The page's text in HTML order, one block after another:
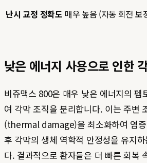
난시 교정 정확도 매우 높음 (자동 회전 보
낮은 에너지 사용으로 인한
비쥬맥스 800은 매우 낮은 에너지의 펨
여 각막 조직을 분리합니다. 이는 주변
(thermal damage)을 최소화하여 염
후 각막의 생체 역학적 안정성을 유지
다. 결과적으로 환자들은 더 빠른 회복